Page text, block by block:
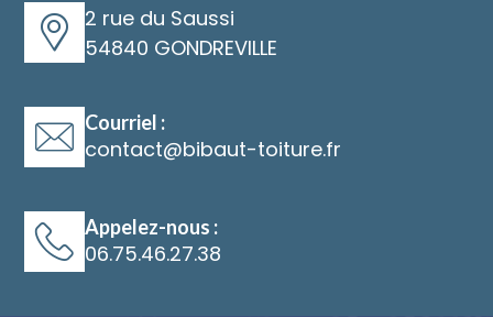
2 rue du Saussi
54840 GONDREVILLE
Courriel :
@
Appelez-nous :
06.75.46.27.38